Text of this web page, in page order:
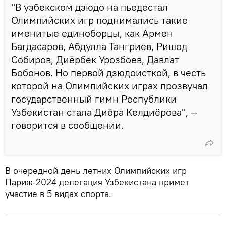
"В узбекском дзюдо на пьедестал
Олимпийских игр поднимались такие
именитые единоборцы, как Армен
Багдасаров, Абдулла Тангриев, Ришод
Собиров, Диёрбек Урозбоев, Давлат
Бобонов. Но первой дзюдоисткой, в честь
которой на Олимпийских играх прозвучал
государственный гимн Республики
Узбекистан стала Диёра Келдиёрова", —
говорится в сообщении.
В очередной день летних Олимпийских игр
Париж-2024 делегация Узбекистана примет
участие в 5 видах спорта.